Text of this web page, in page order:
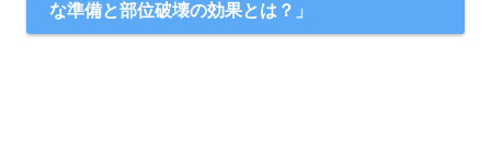
な準備と部位破壊の効果とは？」